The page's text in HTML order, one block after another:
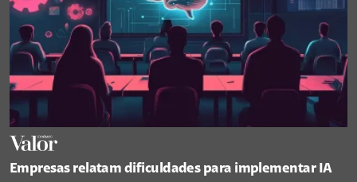
Empresas relatam dificuldades para implementar IA